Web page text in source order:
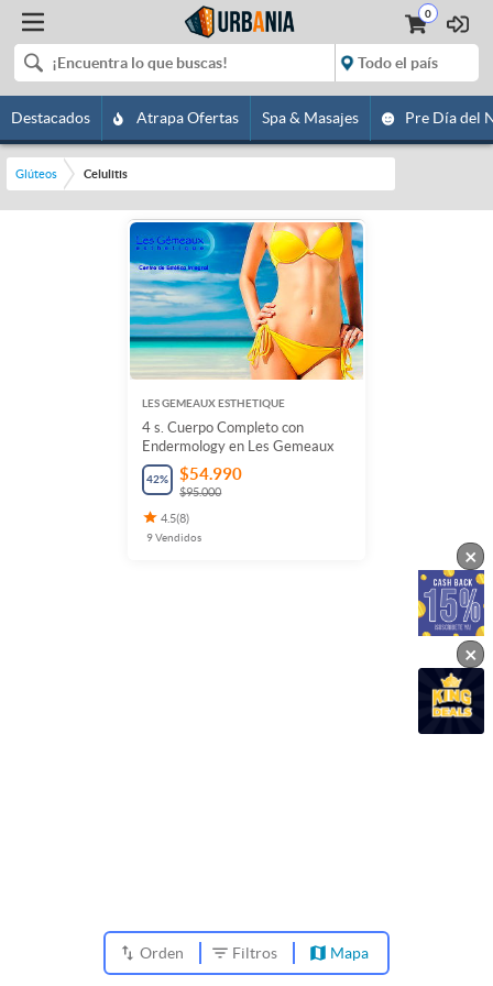
0
Destacados Atrapa Ofertas Spa & Masajes Pre Día del
Glúteos Celulitis
LES GEMEAUX ESTHETIQUE
4 s. Cuerpo Completo con
Endermology en Les Gemeaux
42% $54.990
$95.000
4.5(8)
9Vendidos
Orden Filtros Mapa
×
×